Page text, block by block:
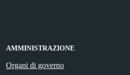
AMMINISTRAZIONE
Organi di governo